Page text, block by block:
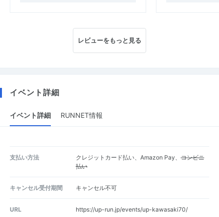
レビューをもっと見る
イベント詳細
イベント詳細 RUNNET情報
支払い方法 クレジットカード払い、Amazon Pay、コンビニ
払い
キャンセル受付期間 キャンセル不可
URL https://up-run.jp/events/up-kawasaki70/